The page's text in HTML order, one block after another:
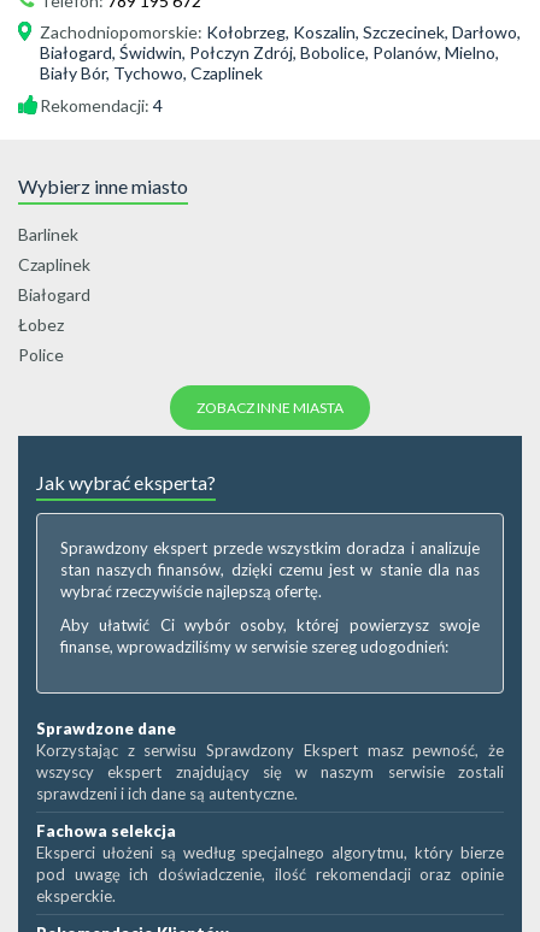
Zachodniopomorskie: Kołobrzeg, Koszalin, Szczecinek, Darłowo,
Białogard, Świdwin, Połczyn Zdrój, Bobolice, Polanów, Mielno,
Biały Bór, Tychowo, Czaplinek
Rekomendacji: 4
Wybierz inne miasto
Barlinek
Czaplinek
Białogard
Łobez
Police
ZOBACZ INNE MIASTA
Jak wybrać eksperta?
Sprawdzony ekspert przede wszystkim doradza i analizuje
stan naszych finansów, dzięki czemu jest w stanie dla nas
wybrać rzeczywiście najlepszą ofertę.
Aby ułatwić Ci wybór osoby, której powierzysz swoje
finanse, wprowadziliśmy w serwisie szereg udogodnień:
Sprawdzone dane
Korzystając z serwisu Sprawdzony Ekspert masz pewność, że
wszyscy ekspert znajdujący się w naszym serwisie zostali
sprawdzeni i ich dane są autentyczne.
Fachowa selekcja
Eksperci ułożeni są według specjalnego algorytmu, który bierze
pod uwagę ich doświadczenie, ilość rekomendacji oraz opinie
eksperckie.